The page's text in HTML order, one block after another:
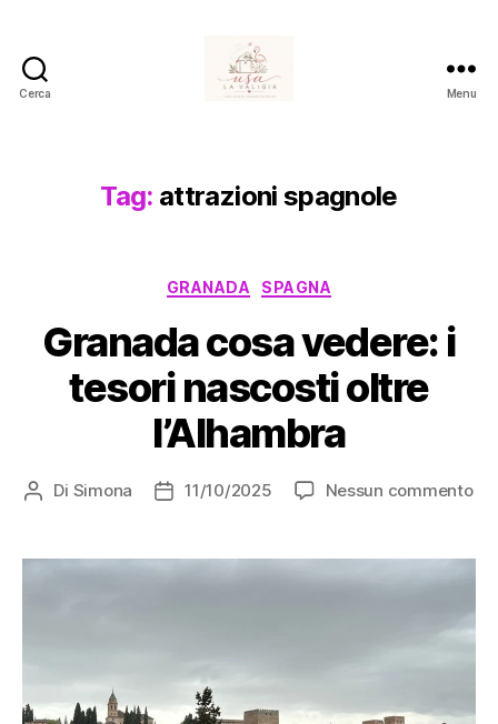
Cerca Menu
Tag: attrazioni spagnole
Categorie
GRANADA SPAGNA
Granada cosa vedere: i
tesori nascosti oltre
l’Alhambra
Autore
Di Simona
Data11/10/2025 Nessun commentosu